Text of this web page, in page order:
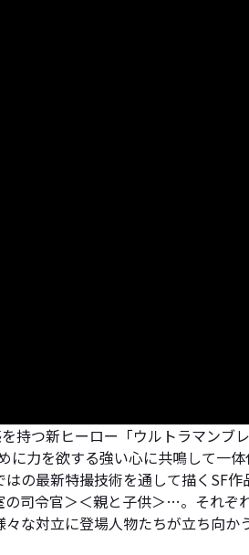
持つ新ヒーロー「ウルトラマンブ
力を欲する強い心に共鳴して一体
の最新特撮技術を通して描くSF作
司令官＞＜親と子供＞…。それぞ
な対立に登場人物たちが立ち向か